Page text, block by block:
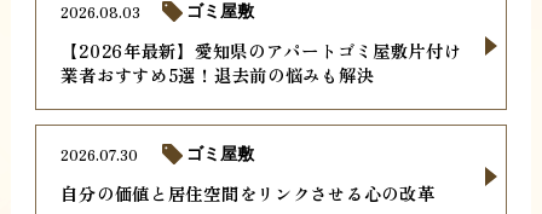
【2026年最新】愛知県のアパートゴミ屋敷片付け
業者おすすめ5選！退去前の悩みも解決
2026.08.03 ゴミ屋敷
自分の価値と居住空間をリンクさせる心の改革
2026.07.30 ゴミ屋敷